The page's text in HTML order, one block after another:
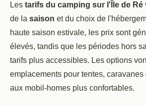
Les tarifs du camping sur l'Île de Ré
de la saison et du choix de
haute saison estivale, les prix sont
élevés, tandis que les périodes hors
tarifs plus accessibles. Les options
emplacements pour tentes, caravanes
aux mobil-homes plus confortables.